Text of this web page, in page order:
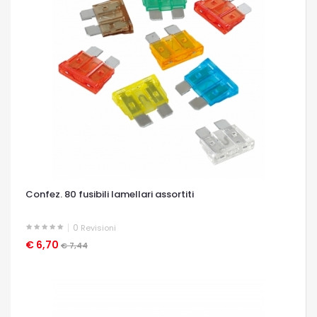
Confez. 80 fusibili lamellari assortiti
0 Revisioni
€ 6,70 € 7,44
OCCHIATA VELOCE